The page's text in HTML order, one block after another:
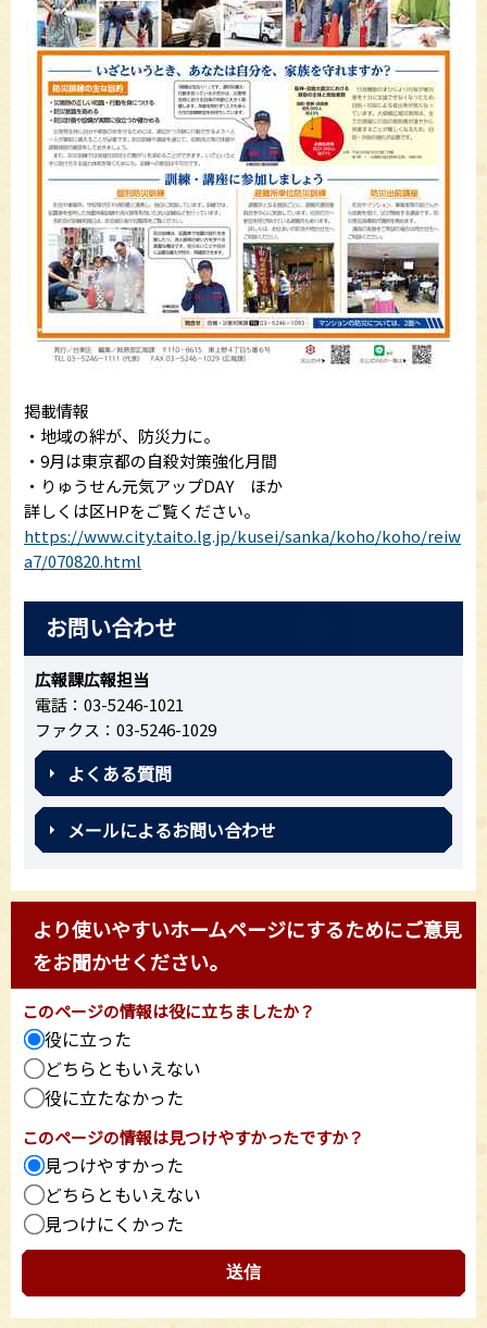
掲載情報
・地域の絆が、防災力に。
・9月は東京都の自殺対策強化月間
・りゅうせん元気アップDAY ほか
詳しくは区HPをご覧ください。
https://www.city.taito.lg.jp/kusei/sanka/koho/koho/reiw
a7/070820.html
お問い合わせ
広報課広報担当
電話：03-5246-1021
ファクス：03-5246-1029
よくある質問
メールによるお問い合わせ
より使いやすいホームページにするためにご意見
をお聞かせください。
このページの情報は役に立ちましたか？
役に立った
どちらともいえない
役に立たなかった
このページの情報は見つけやすかったですか？
見つけやすかった
どちらともいえない
見つけにくかった